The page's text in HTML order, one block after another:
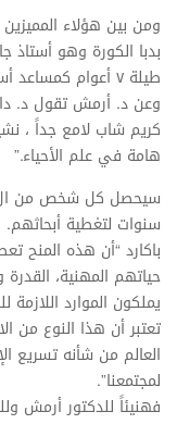
ومن بين هؤلاء
بدبا الكورة وهو
طيلة ٧ أعوام
وعن د. أرمش تقول د.
كريم شاب لامع جداً ،
هامة في علم الأحياء.”
سنوات لتغطية
باكارد “أن هذه المنح
حياتهم المهنية،
يملكون الموارد
تعتبر أن هذا النوع من
العالم من شأنه تسريع
لمجتمعنا”.
فهنيئاً للدكتور أرمش